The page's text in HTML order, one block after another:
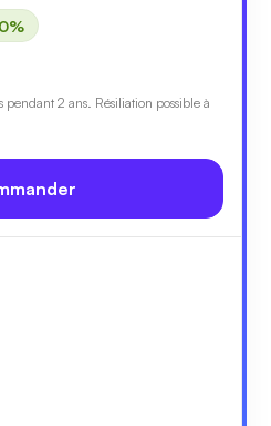
pendant 2 ans. Résiliation possible à